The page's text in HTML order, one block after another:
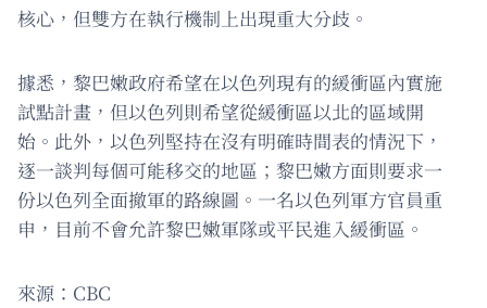
核心，但雙方在執行機制上出現重大分歧。
據悉，黎巴嫩政府希望在以色列現有的緩衝區內實施
試點計畫，但以色列則希望從緩衝區以北的區域開
始。此外，以色列堅持在沒有明確時間表的情況下，
逐一談判每個可能移交的地區；黎巴嫩方面則要求一
份以色列全面撤軍的路線圖。一名以色列軍方官員重
申，目前不會允許黎巴嫩軍隊或平民進入緩衝區。
來源：CBC